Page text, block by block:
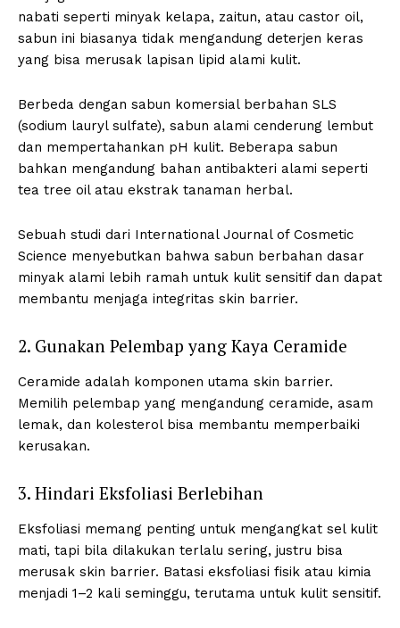
nabati seperti minyak kelapa, zaitun, atau castor oil,
sabun ini biasanya tidak mengandung deterjen keras
yang bisa merusak lapisan lipid alami kulit.
Berbeda dengan sabun komersial berbahan SLS
(sodium lauryl sulfate), sabun alami cenderung lembut
dan mempertahankan pH kulit. Beberapa sabun
bahkan mengandung bahan antibakteri alami seperti
tea tree oil atau ekstrak tanaman herbal.
Sebuah studi dari International Journal of Cosmetic
Science menyebutkan bahwa sabun berbahan dasar
minyak alami lebih ramah untuk kulit sensitif dan dapat
membantu menjaga integritas skin barrier.
2. Gunakan Pelembap yang Kaya Ceramide
Ceramide adalah komponen utama skin barrier.
Memilih pelembap yang mengandung ceramide, asam
lemak, dan kolesterol bisa membantu memperbaiki
kerusakan.
3. Hindari Eksfoliasi Berlebihan
Eksfoliasi memang penting untuk mengangkat sel kulit
mati, tapi bila dilakukan terlalu sering, justru bisa
merusak skin barrier. Batasi eksfoliasi fisik atau kimia
menjadi 1–2 kali seminggu, terutama untuk kulit sensitif.